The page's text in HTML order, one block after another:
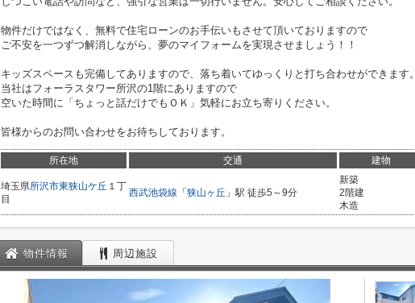
物件だけではなく、無料で住宅ローンのお手伝いもさせて頂いておりますので
ご不安を一つずつ解消しながら、夢のマイフォームを実現させましょう！！
キッズスペースも完備してありますので、落ち着いてゆっくりと打ち合わせができます。
当社はフォーラスタワー所沢の1階にありますので
空いた時間に「ちょっと話だけでもＯＫ」気軽にお立ち寄りください。
皆様からのお問い合わせをお待ちしております。
所在地 交通 建物
埼玉県所沢市東狭山ケ丘 １丁
目
西武池袋線 「 狭山ヶ丘 」駅 徒歩5～9分
新築
2階建
木造
物件情報 周辺施設